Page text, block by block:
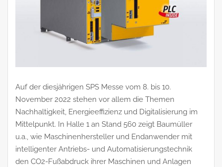
Auf der diesjährigen SPS Messe vom 8. bis 10.
November 2022 stehen vor allem die Themen
Nachhaltigkeit, Energieeffizienz und Digitalisierung im
Mittelpunkt. In Halle 1 an Stand 560 zeigt Baumüller
u.a., wie Maschinenhersteller und Endanwender mit
intelligenter Antriebs- und Automatisierungstechnik
den CO2-Fußabdruck ihrer Maschinen und Anlagen